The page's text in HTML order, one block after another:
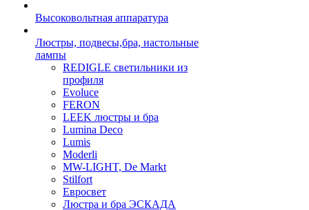
Высоковольтная аппаратура
Люстры, подвесы,бра, настольные
лампы
REDIGLE светильники из
профиля
Evoluce
FERON
LEEK люстры и бра
Lumina Deco
Lumis
Moderli
MW-LIGHT, De Markt
Stilfort
Евросвет
Люстра и бра ЭСКАДА